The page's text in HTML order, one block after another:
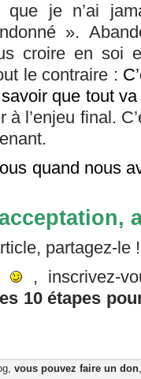
que je n’ai
».
croire en soi
le contraire :
que tout va
à l’enjeu final.
quand nous
partagez-le !
, inscrivez-
10 étapes
vous pouvez faire un don